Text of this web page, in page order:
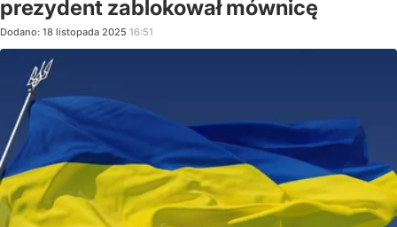
prezydent zablokował mównicę
Dodano: 18 listopada 2025 16:51